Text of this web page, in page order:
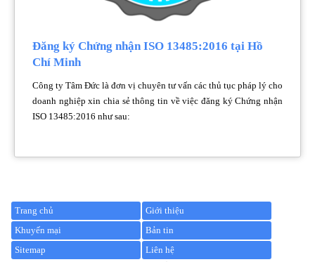
Đăng ký Chứng nhận ISO 13485:2016 tại Hồ
Chí Minh
Công ty Tâm Đức là đơn vị chuyên tư vấn các thủ tục pháp lý cho
doanh nghiệp xin chia sẻ thông tin về việc đăng ký Chứng nhận
ISO 13485:2016 như sau:
Trang chủ
Giới thiệu
Khuyến mại
Bản tin
Sitemap
Liên hệ